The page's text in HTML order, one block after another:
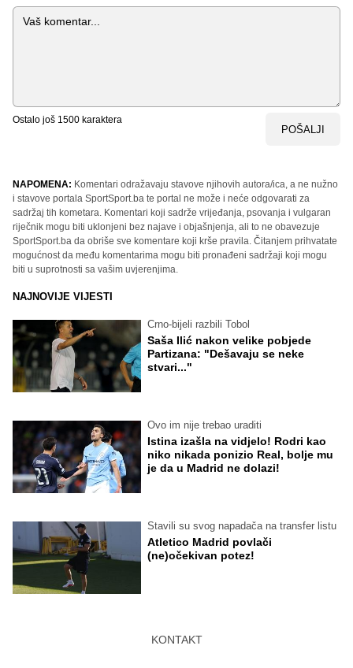
Komentar
Ostalo još 1500 karaktera
POŠALJI
NAPOMENA: Komentari odražavaju stavove njihovih autora/ica, a ne nužno
i stavove portala SportSport.ba te portal ne može i neće odgovarati za
sadržaj tih kometara. Komentari koji sadrže vrijeđanja, psovanja i vulgaran
riječnik mogu biti uklonjeni bez najave i objašnjenja, ali to ne obavezuje
SportSport.ba da obriše sve komentare koji krše pravila. Čitanjem prihvatate
mogućnost da među komentarima mogu biti pronađeni sadržaji koji mogu
biti u suprotnosti sa vašim uvjerenjima.
NAJNOVIJE VIJESTI
Crno-bijeli razbili Tobol
Saša Ilić nakon velike pobjede
Partizana: "Dešavaju se neke
stvari..."
Ovo im nije trebao uraditi
Istina izašla na vidjelo! Rodri kao
niko nikada ponizio Real, bolje mu
je da u Madrid ne dolazi!
Stavili su svog napadača na transfer listu
Atletico Madrid povlači
(ne)očekivan potez!
KONTAKT